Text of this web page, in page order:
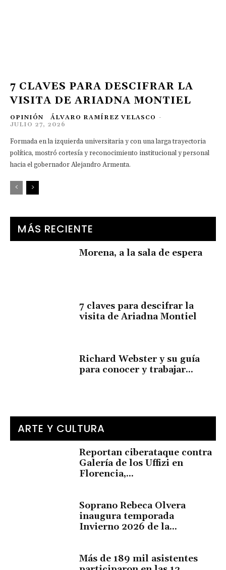
7 CLAVES PARA DESCIFRAR LA
VISITA DE ARIADNA MONTIEL
OPINIÓN ÁLVARO RAMÍREZ VELASCO -
JULIO 27, 2026
Formada en la izquierda universitaria y con una larga trayectoria
política, mostró cortesía y reconocimiento institucional y personal
hacia el gobernador Alejandro Armenta.
MÁS RECIENTE
Morena, a la sala de espera
7 claves para descifrar la
visita de Ariadna Montiel
Richard Webster y su guía
para conocer y trabajar...
ARTE Y CULTURA
Reportan ciberataque contra
Galería de los Uffizi en
Florencia,...
Soprano Rebeca Olvera
inaugura temporada
Invierno 2026 de la...
Más de 189 mil asistentes